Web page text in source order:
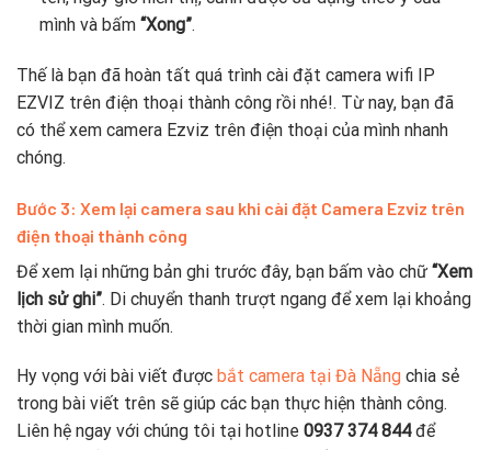
mình và bấm “Xong”.
Thế là bạn đã hoàn tất quá trình cài đặt camera wifi IP
EZVIZ trên điện thoại thành công rồi nhé!. Từ nay, bạn đã
có thể xem camera Ezviz trên điện thoại của mình nhanh
chóng.
Bước 3: Xem lại camera sau khi cài đặt Camera Ezviz trên
điện thoại thành công
Để xem lại những bản ghi trước đây, bạn bấm vào chữ “Xem
lịch sử ghi”. Di chuyển thanh trượt ngang để xem lại khoảng
thời gian mình muốn.
Hy vọng với bài viết được bắt camera tại Đà Nẵng chia sẻ
trong bài viết trên sẽ giúp các bạn thực hiện thành công.
Liên hệ ngay với chúng tôi tại hotline 0937 374 844để